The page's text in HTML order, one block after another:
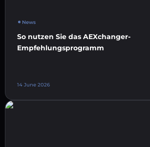
News
So nutzen Sie das AEXchanger-
Empfehlungsprogramm
14 June 2026